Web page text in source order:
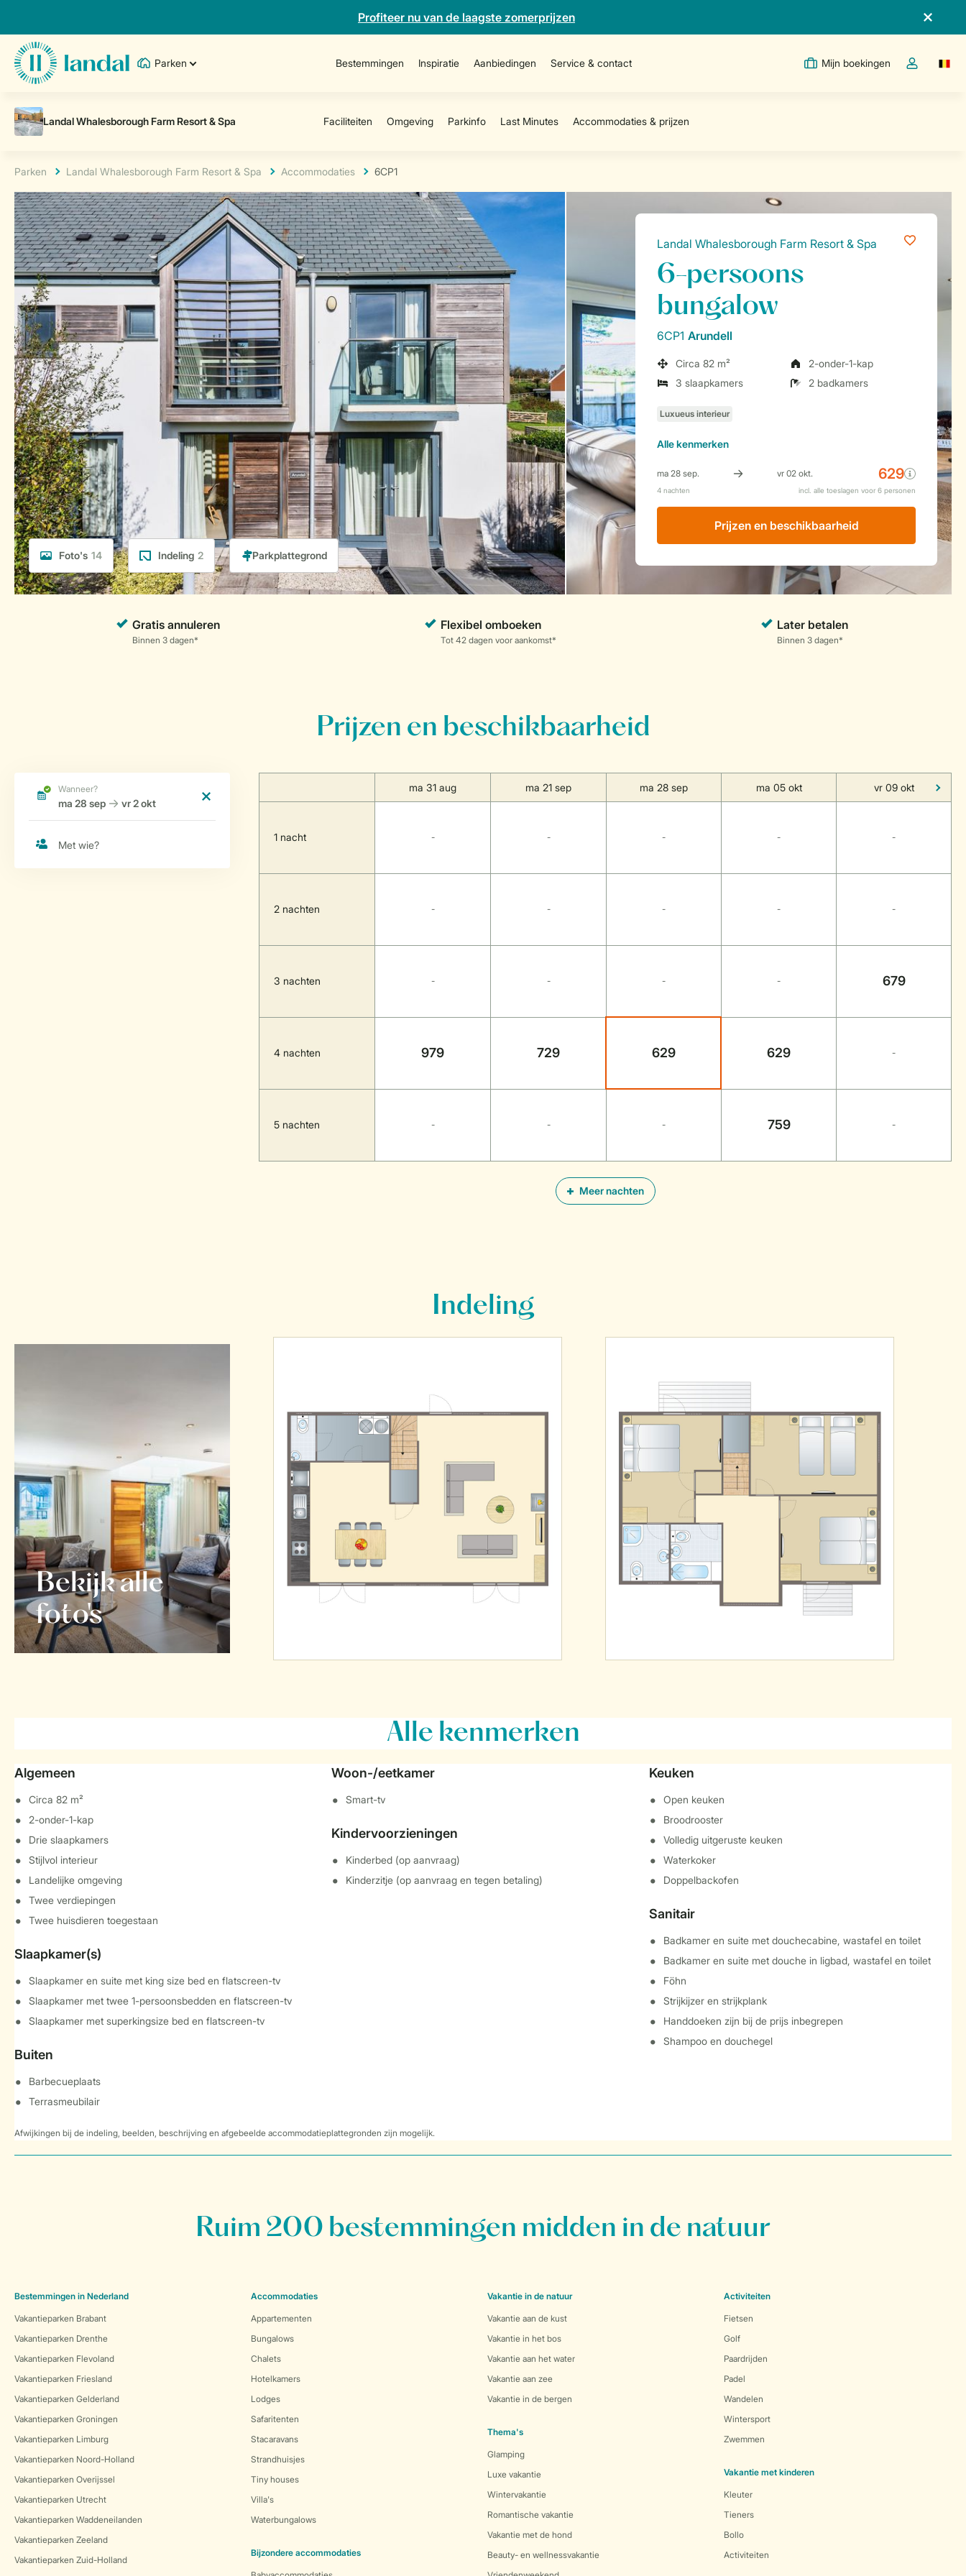
Profiteer nu van de laagste zomerprijzen
Parken Bestemmingen Inspiratie Aanbiedingen Service & contact Mijn boekingen
Open de
Parken Landal Whalesborough Farm Resort & Spa Accommodaties 6CP1
Foto's 14 Indeling 2
Landal Whalesborough Farm Resort & Spa
6-persoons
bungalow
6CP1 Arundell
Circa 82 m²
2-onder-1-kap
3 slaapkamers
2 badkamers
Allekenmerken
Prijzen en beschikbaarheid
Prijzen en beschikbaarheid
Meer nachten
ma 31 aug ma 21 sep ma 28 sep ma 05 okt vr 09 okt
1 nacht - - - - -
2 nachten - - - - -
3 nachten - - - - 679
4 nachten 979 729 629 629 -
5 nachten - - - 759 -
Indeling
Bekijk alle
foto's
Alle kenmerken
Algemeen
Circa 82 m²
2-onder-1-kap
Drie slaapkamers
Stijlvol interieur
Landelijke omgeving
Twee verdiepingen
Twee huisdieren toegestaan
Slaapkamer(s)
Slaapkamer en suite met king size bed en flatscreen-tv
Slaapkamer met twee 1-persoonsbedden en flatscreen-tv
Slaapkamer met superkingsize bed en flatscreen-tv
Buiten
Barbecueplaats
Terrasmeubilair
Woon-/eetkamer
Smart-tv
Kindervoorzieningen
Kinderbed (op aanvraag)
Kinderzitje (op aanvraag en tegen betaling)
Keuken
Open keuken
Broodrooster
Volledig uitgeruste keuken
Waterkoker
Doppelbackofen
Sanitair
Badkamer en suite met douchecabine, wastafel en toilet
Badkamer en suite met douche in ligbad, wastafel en toilet
Föhn
Strijkijzer en strijkplank
Handdoeken zijn bij de prijs inbegrepen
Shampoo en douchegel
Afwijkingen bij de indeling, beelden, beschrijving en afgebeelde accommodatieplattegronden zijn mogelijk.
Ruim 200 bestemmingen midden in de natuur
Bestemmingen in Nederland
Vakantieparken Brabant
Vakantieparken Drenthe
Vakantieparken Flevoland
Vakantieparken Friesland
Vakantieparken Gelderland
Vakantieparken Groningen
Vakantieparken Limburg
Vakantieparken Noord-Holland
Vakantieparken Overijssel
Vakantieparken Utrecht
Vakantieparken Waddeneilanden
Vakantieparken Zeeland
Vakantieparken Zuid-Holland
Accommodaties
Appartementen
Bungalows
Chalets
Hotelkamers
Lodges
Safaritenten
Stacaravans
Strandhuisjes
Tiny houses
Villa's
Waterbungalows
Bijzondere accommodaties
Vakantie in de natuur
Vakantie aan de kust
Vakantie in het bos
Vakantie aan het water
Vakantie aan zee
Vakantie in de bergen
Thema's
Glamping
Luxe vakantie
Wintervakantie
Romantische vakantie
Vakantie met de hond
Beauty- en wellnessvakantie
Activiteiten
Fietsen
Golf
Paardrijden
Padel
Wandelen
Wintersport
Zwemmen
Vakantie met kinderen
Kleuter
Tieners
Bollo
Activiteiten